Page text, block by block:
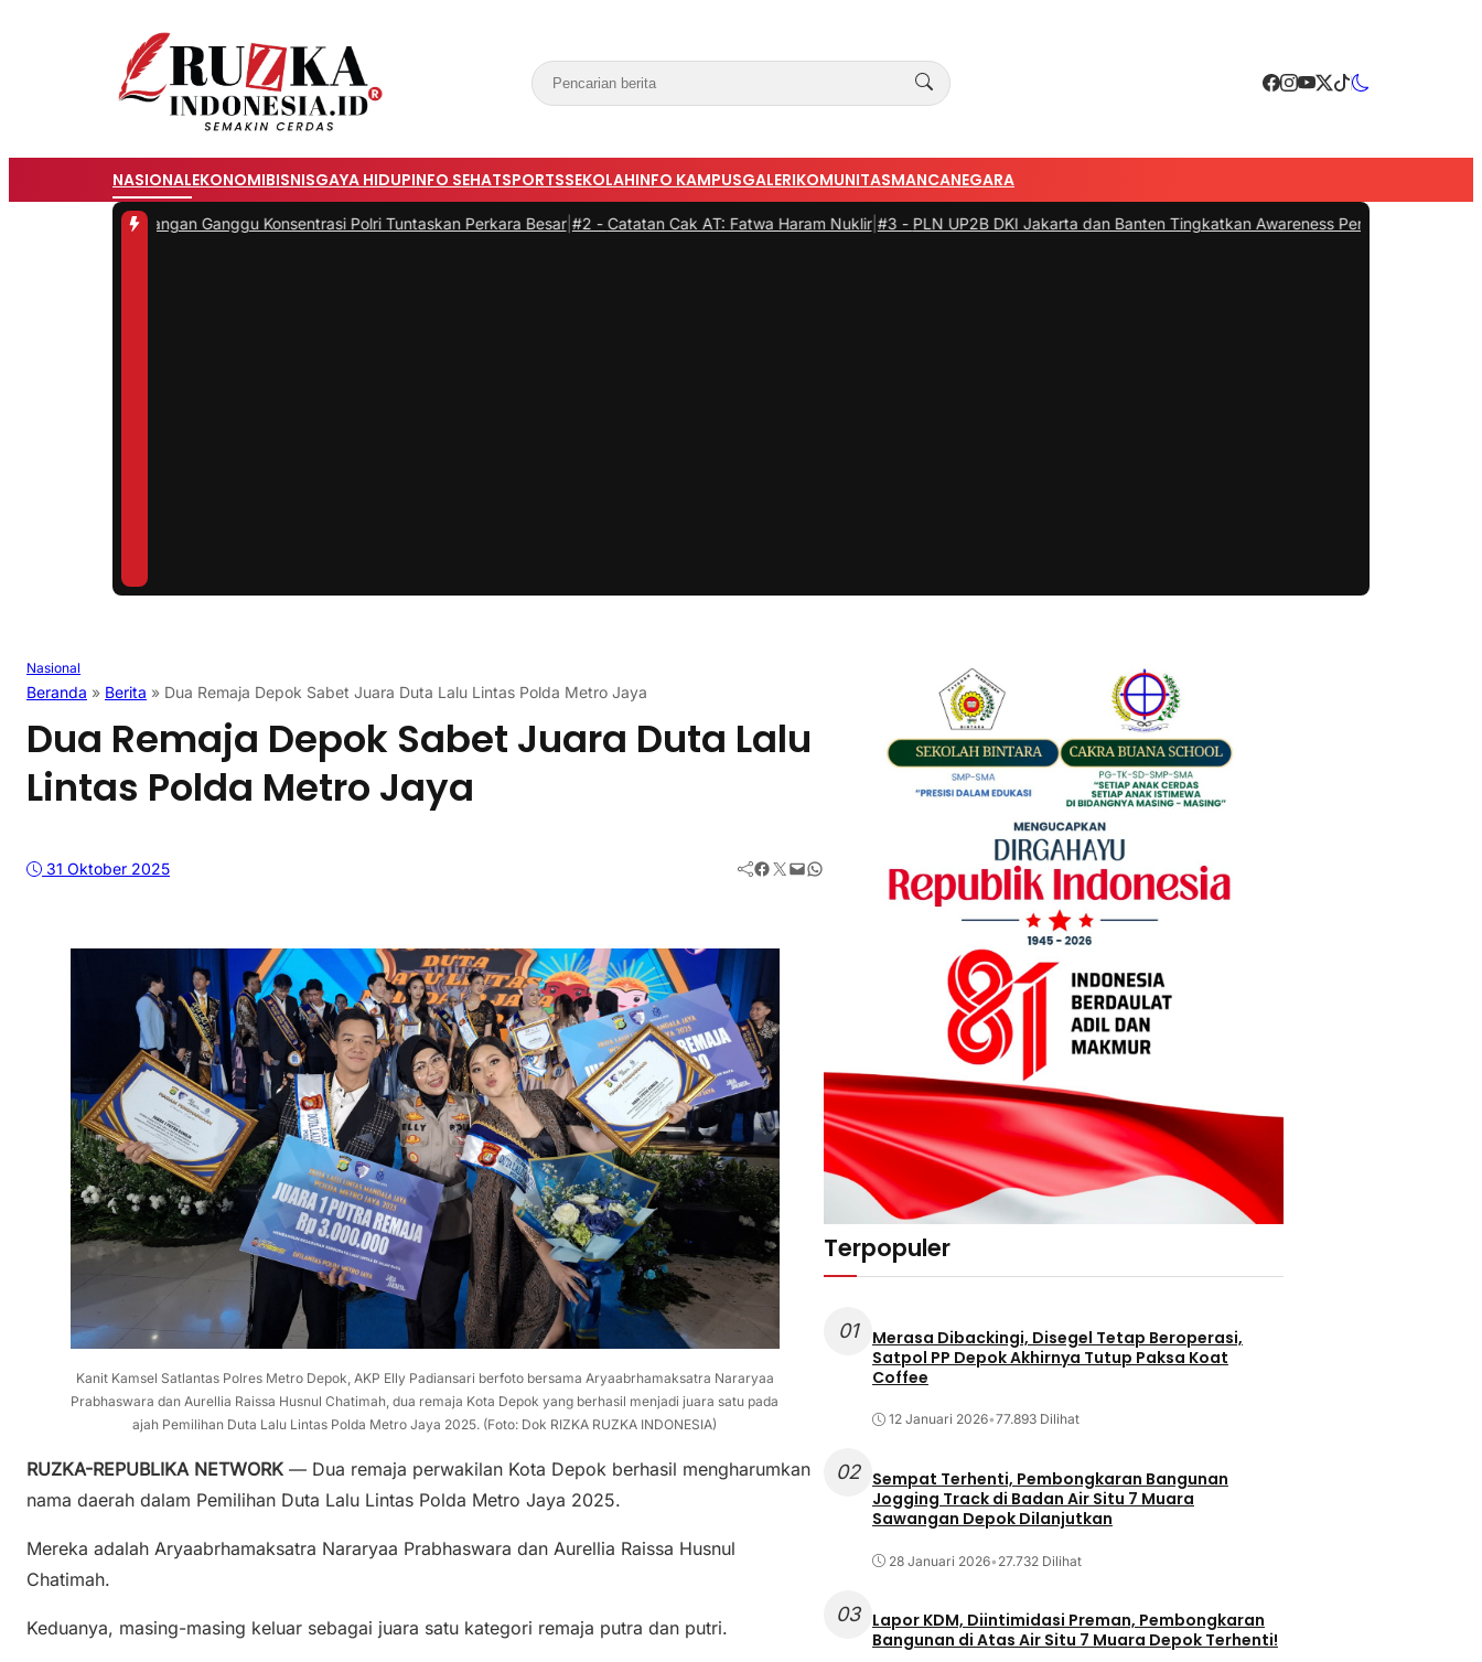
NASIONALEKONOMIBISNISGAYA HIDUPINFO SEHATSPORTSSEKOLAHINFO KAMPUSGALERIKOMUNITASMANCANEGARA
Jangan Ganggu Konsentrasi Polri Tuntaskan Perkara Besar|#2 -Catatan Cak AT: Fatwa Haram Nuklir|#3 -PLN UP2B DKI Jakarta dan Banten Tingkatkan Awareness Pengoperasian PLTU Labuan
Nasional
Beranda » Berita » Dua Remaja Depok Sabet Juara Duta Lalu Lintas Polda Metro Jaya
Dua Remaja Depok Sabet Juara Duta Lalu
Lintas Polda Metro Jaya
31 Oktober 2025 Facebook Twitter Mail WhatsApp
Kanit Kamsel Satlantas Polres Metro Depok, AKP Elly Padiansari berfoto bersama Aryaabrhamaksatra Nararyaa
Prabhaswara dan Aurellia Raissa Husnul Chatimah, dua remaja Kota Depok yang berhasil menjadi juara satu pada
ajah Pemilihan Duta Lalu Lintas Polda Metro Jaya 2025. (Foto: Dok RIZKA RUZKA INDONESIA)
RUZKA-REPUBLIKA NETWORK — Dua remaja perwakilan Kota Depok berhasil mengharumkan
nama daerah dalam Pemilihan Duta Lalu Lintas Polda Metro Jaya 2025.
Mereka adalah Aryaabrhamaksatra Nararyaa Prabhaswara dan Aurellia Raissa Husnul
Chatimah.
Keduanya, masing-masing keluar sebagai juara satu kategori remaja putra dan putri.
Terpopuler
01
Merasa Dibackingi, Disegel Tetap Beroperasi,
Satpol PP Depok Akhirnya Tutup Paksa Koat
Coffee
12 Januari 2026•77.893 Dilihat
02
Sempat Terhenti, Pembongkaran Bangunan
Jogging Track di Badan Air Situ 7 Muara
Sawangan Depok Dilanjutkan
28 Januari 2026• 27.732 Dilihat
03
Lapor KDM, Diintimidasi Preman, Pembongkaran
Bangunan di Atas Air Situ 7 Muara Depok Terhenti!